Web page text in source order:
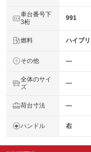
車台番号下
3桁
991
燃料 ハイブ
その他 ―
全体のサイ
ズ
―
荷台寸法 ―
ハンドル 右